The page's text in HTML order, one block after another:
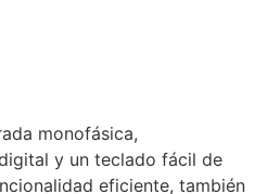
monofásica,
y un teclado fácil de
eficiente, también